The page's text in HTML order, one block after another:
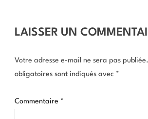
LAISSER UN
Votre adresse e-mail ne sera pas publiée.
obligatoires sont indiqués avec *
Commentaire *